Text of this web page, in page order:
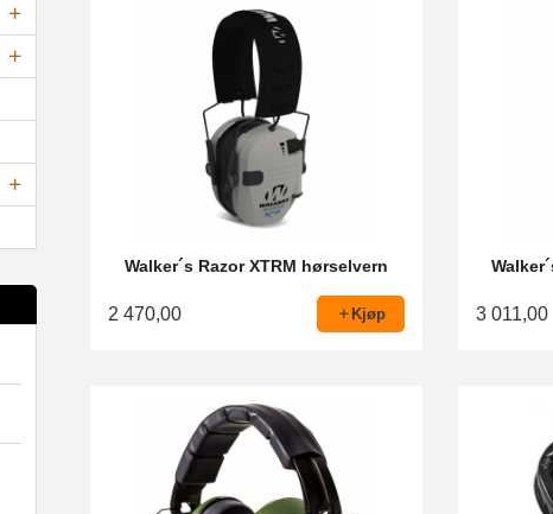
Walker´s Razor XTRM hørselvern
2 470,00 Kjøp 3 011,00